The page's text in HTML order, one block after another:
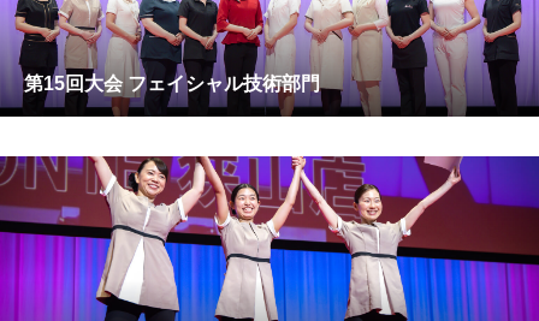
第15回大会 フェイシャル技術部門